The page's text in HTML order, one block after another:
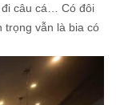
đi câu cá… Có đôi
trọng vẫn là bia có